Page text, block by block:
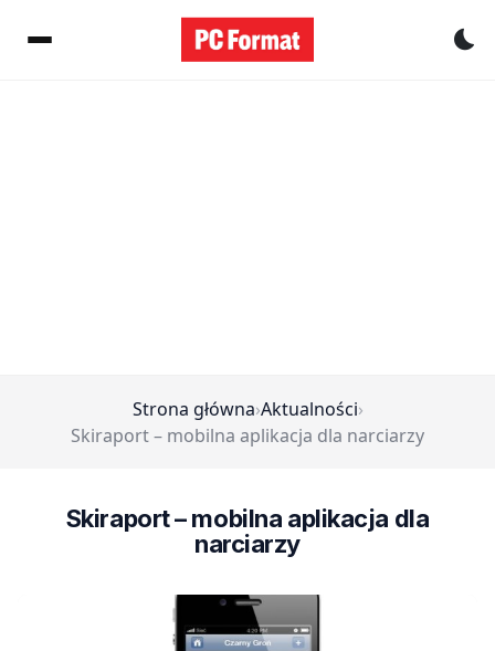
Strona główna›Aktualności›
Skiraport – mobilna aplikacja dla narciarzy
Skiraport – mobilna aplikacja dla
narciarzy